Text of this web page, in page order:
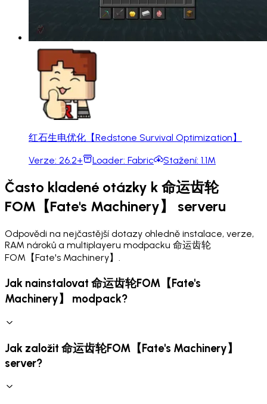
红石生电优化【Redstone Survival Optimization】
Verze: 26.2+ Loader: Fabric Stažení: 1.1M
Často kladené otázky k 命运齿轮
FOM【Fate's Machinery】 serveru
Odpovědi na nejčastější dotazy ohledně instalace, verze,
RAM nároků a multiplayeru modpacku 命运齿轮
FOM【Fate's Machinery】.
Jak nainstalovat 命运齿轮FOM【Fate's
Machinery】 modpack?
Jak založit 命运齿轮FOM【Fate's Machinery】
server?